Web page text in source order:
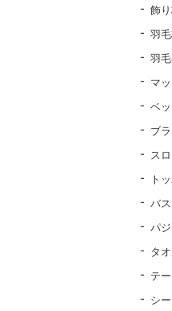
飾
羽
羽
マ
ベ
ブ
ス
ト
バ
パ
タ
テ
シ